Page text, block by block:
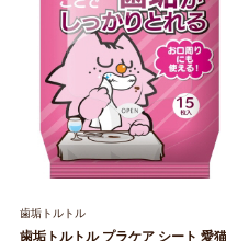
歯垢トルトル
歯垢トルトル プラケア シート 愛猫